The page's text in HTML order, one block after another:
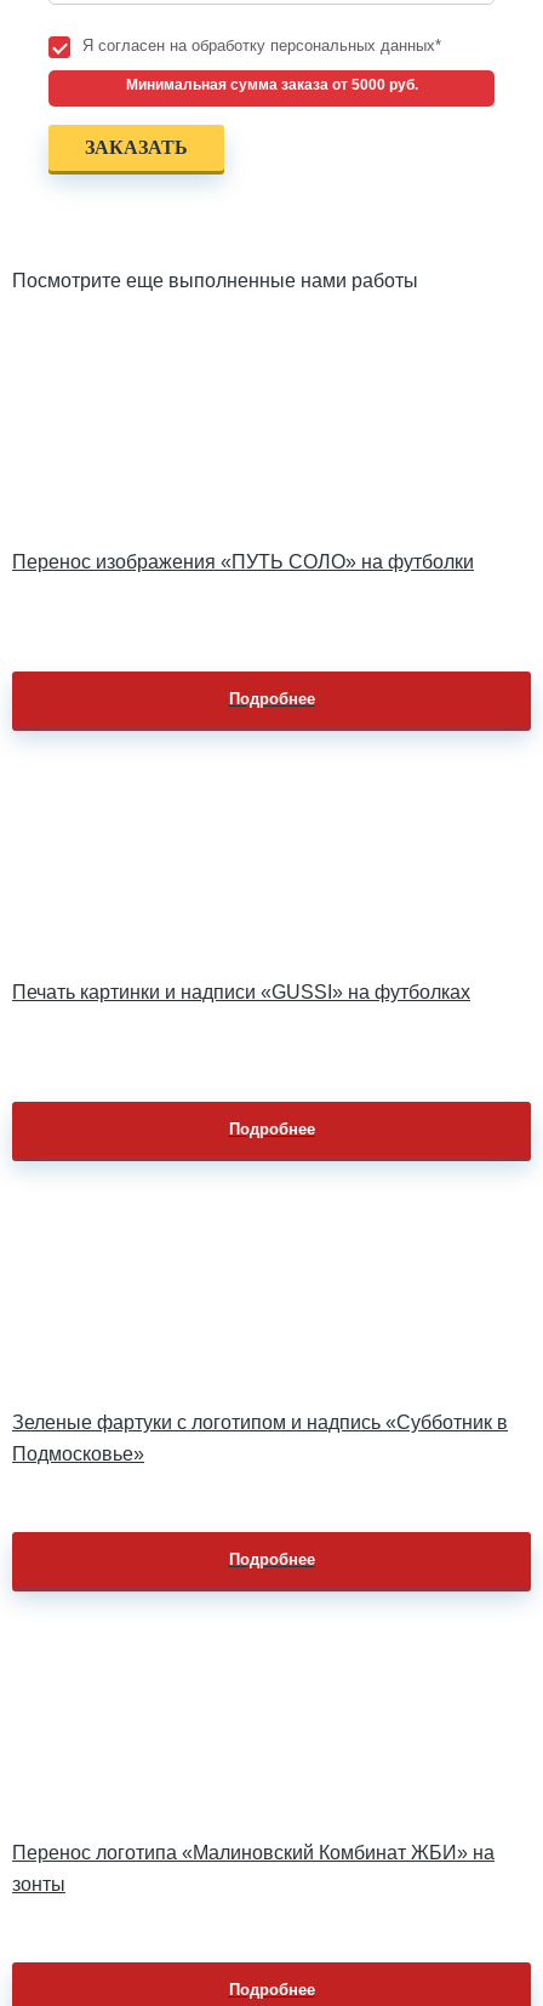
Я согласен на обработку персональных данных*
Минимальная сумма заказа от 5000 руб.
Посмотрите еще выполненные нами работы
Перенос изображения «ПУТЬ СОЛО» на футболки
Подробнее
Печать картинки и надписи «GUSSI» на футболках
Подробнее
Зеленые фартуки с логотипом и надпись «Субботник в
Подмосковье»
Подробнее
Перенос логотипа «Малиновский Комбинат ЖБИ» на
зонты
Подробнее